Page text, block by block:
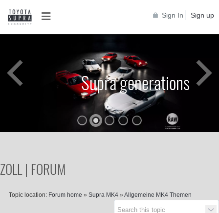
Sign In Sign up
Supra generations
ZOLL | FORUM
Topic location: Forum home » Supra MK4 » Allgemeine MK4 Themen